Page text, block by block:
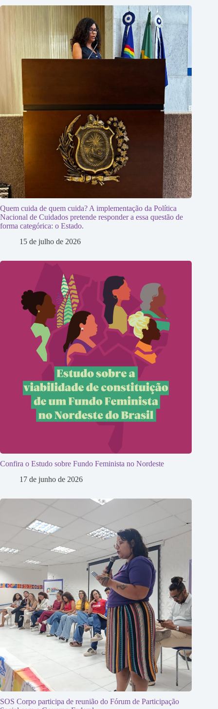
Quem cuida de quem cuida? A implementação da Política
Nacional de Cuidados pretende responder a essa questão de
forma categórica: o Estado.
15 de julho de 2026
Confira o Estudo sobre Fundo Feminista no Nordeste
17 de junho de 2026
SOS Corpo participa de reunião do Fórum de Participação